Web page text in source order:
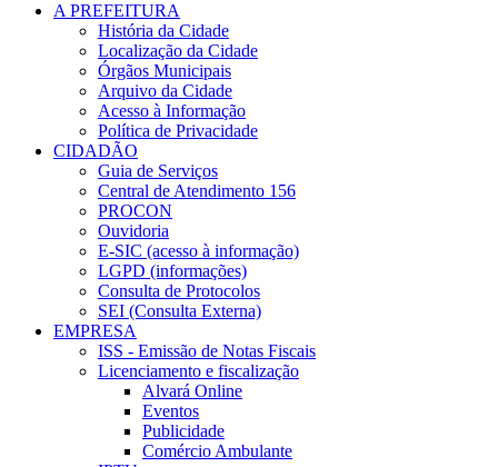
A PREFEITURA
História da Cidade
Localização da Cidade
Órgãos Municipais
Arquivo da Cidade
Acesso à Informação
Política de Privacidade
CIDADÃO
Guia de Serviços
Central de Atendimento 156
PROCON
Ouvidoria
E-SIC (acesso à informação)
LGPD (informações)
Consulta de Protocolos
SEI (Consulta Externa)
EMPRESA
ISS - Emissão de Notas Fiscais
Licenciamento e fiscalização
Alvará Online
Eventos
Publicidade
Comércio Ambulante